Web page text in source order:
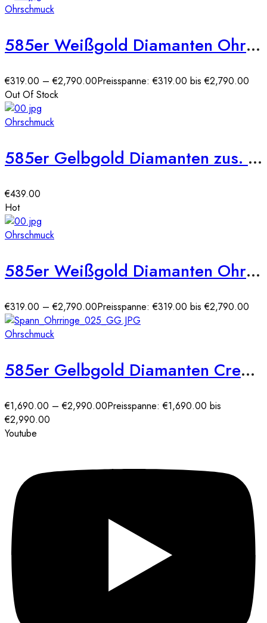
Ohrschmuck
585er Weißgold Diamanten Ohrstecker Zargenfassung
€319.00 –€2,790.00Preisspanne: €319.00 bis €2,790.00
Out Of Stock
Ohrschmuck
585er Gelbgold Diamanten zus. 0,17ct. Ohrstecker
€439.00
Hot
Ohrschmuck
585er Weißgold Diamanten Ohrstecker 4er Krappe
€319.00 –€2,790.00Preisspanne: €319.00 bis €2,790.00
Ohrschmuck
585er Gelbgold Diamanten Creolen Spannfassung Brilliant Solitaire
€1,690.00 –€2,990.00Preisspanne: €1,690.00 bis
€2,990.00
Youtube